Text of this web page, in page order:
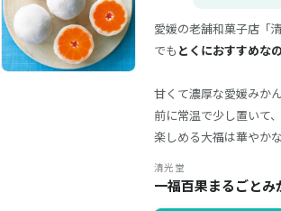
愛媛の老舗和菓子店「
でも とくにおすすめな
甘くて濃厚な愛媛みか
前に常温で少し置いて
楽しめる大福は華やか
清光堂
一福百果まるごとみ